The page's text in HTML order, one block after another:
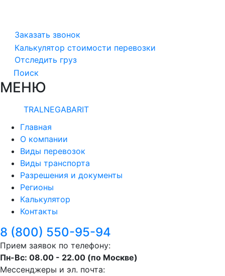
Заказать звонок
Калькулятор стоимости перевозки
Отследить груз
Поиск
МЕНЮ
TRALNEGABARIT
Главная
О компании
Виды перевозок
Виды транспорта
Разрешения и документы
Регионы
Калькулятор
Контакты
8 (800) 550-95-94
Прием заявок по телефону:
Пн-Вс: 08.00 - 22.00 (по Москве)
Мессенджеры и эл. почта: